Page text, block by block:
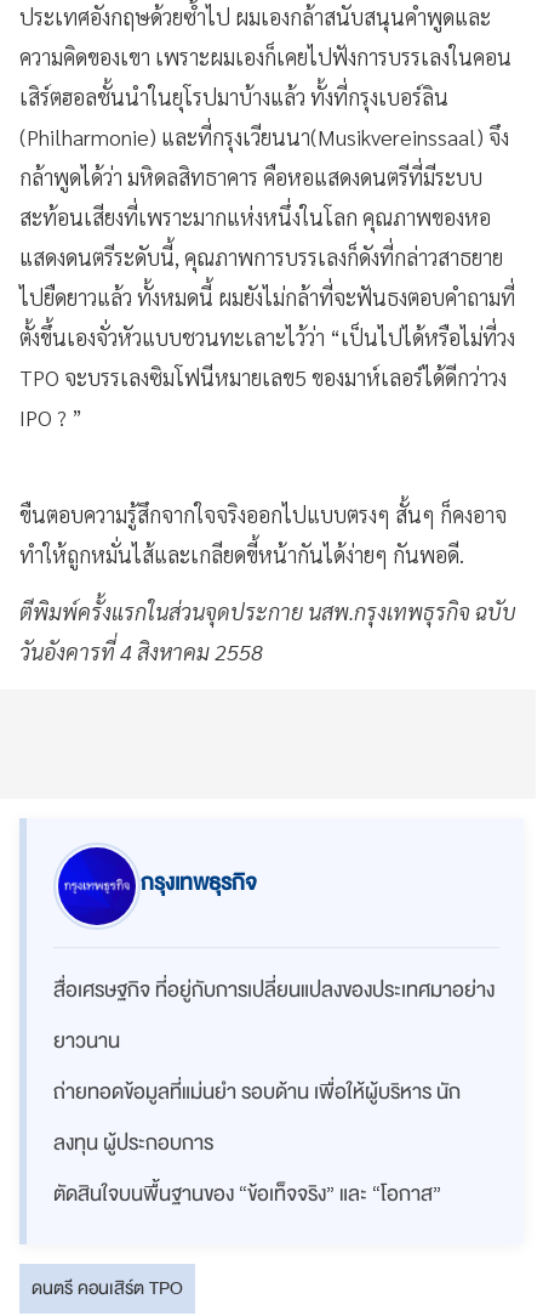
ประเทศอังกฤษด้วยซ้ำไป ผมเองกล้าสนับสนุนคำพูดและ
ความคิดของเขา เพราะผมเองก็เคยไปฟังการบรรเลงในคอน
เสิร์ตฮอลชั้นนำในยุโรปมาบ้างแล้ว ทั้งที่กรุงเบอร์ลิน
(Philharmonie) และที่กรุงเวียนนา(Musikvereinssaal) จึง
กล้าพูดได้ว่า มหิดลสิทธาคาร คือหอแสดงดนตรีที่มีระบบ
สะท้อนเสียงที่เพราะมากแห่งหนึ่งในโลก คุณภาพของหอ
แสดงดนตรีระดับนี้, คุณภาพการบรรเลงก็ดังที่กล่าวสาธยาย
ไปยืดยาวแล้ว ทั้งหมดนี้ ผมยังไม่กล้าที่จะฟันธงตอบคำถามที่
ตั้งขึ้นเองจั่วหัวแบบชวนทะเลาะไว้ว่า “เป็นไปได้หรือไม่ที่วง
TPO จะบรรเลงซิมโฟนีหมายเลข5 ของมาห์เลอร์ได้ดีกว่าวง
IPO ? ”
ขืนตอบความรู้สึกจากใจจริงออกไปแบบตรงๆ สั้นๆ ก็คงอาจ
ทำให้ถูกหมั่นไส้และเกลียดขี้หน้ากันได้ง่ายๆ กันพอดี.
ตีพิมพ์ครั้งแรกในส่วนจุดประกาย นสพ.กรุงเทพธุรกิจ ฉบับ
วันอังคารที่ 4 สิงหาคม 2558
กรุงเทพธุรกิจ
สื่อเศรษฐกิจ ที่อยู่กับการเปลี่ยนแปลงของประเทศมาอย่าง
ยาวนาน
ถ่ายทอดข้อมูลที่แม่นยำ รอบด้าน เพื่อให้ผู้บริหาร นัก
ลงทุน ผู้ประกอบการ
ตัดสินใจบนพื้นฐานของ “ข้อเท็จจริง” และ “โอกาส”
ดนตรี คอนเสิร์ต TPO